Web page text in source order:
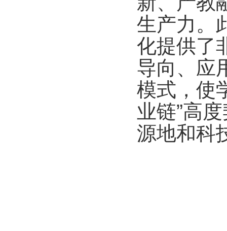
生产力。
化提供了
导向、应
模式，使
业链”高
源地和科